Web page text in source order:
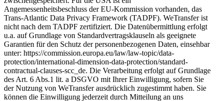
Angemessenheitsbeschluss der EU-Kommission vorhanden, das
Trans-Atlantic Data Privacy Framework (TADPF). WeTransfer ist
nicht nach dem TADPF zertifiziert. Die Datenübermittlung erfolgt
u.a. auf Grundlage von Standardvertragsklauseln als geeignete
Garantien für den Schutz der personenbezogenen Daten, einsehbar
unter: https://commission.europa.eu/law/law-topic/data-
protection/international-dimension-data-protection/standard-
contractual-clauses-scc_de. Die Verarbeitung erfolgt auf Grundlage
des Art. 6 Abs.1 lit. a DSGVO mit Ihrer Einwilligung, sofern Sie
der Nutzung von WeTransfer ausdrücklich zugestimmt haben. Sie
können die Einwilligung jederzeit durch Mitteilung an uns